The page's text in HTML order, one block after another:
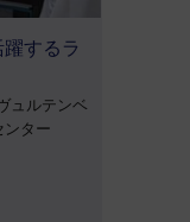
するラ
ュルテンベ
ンター